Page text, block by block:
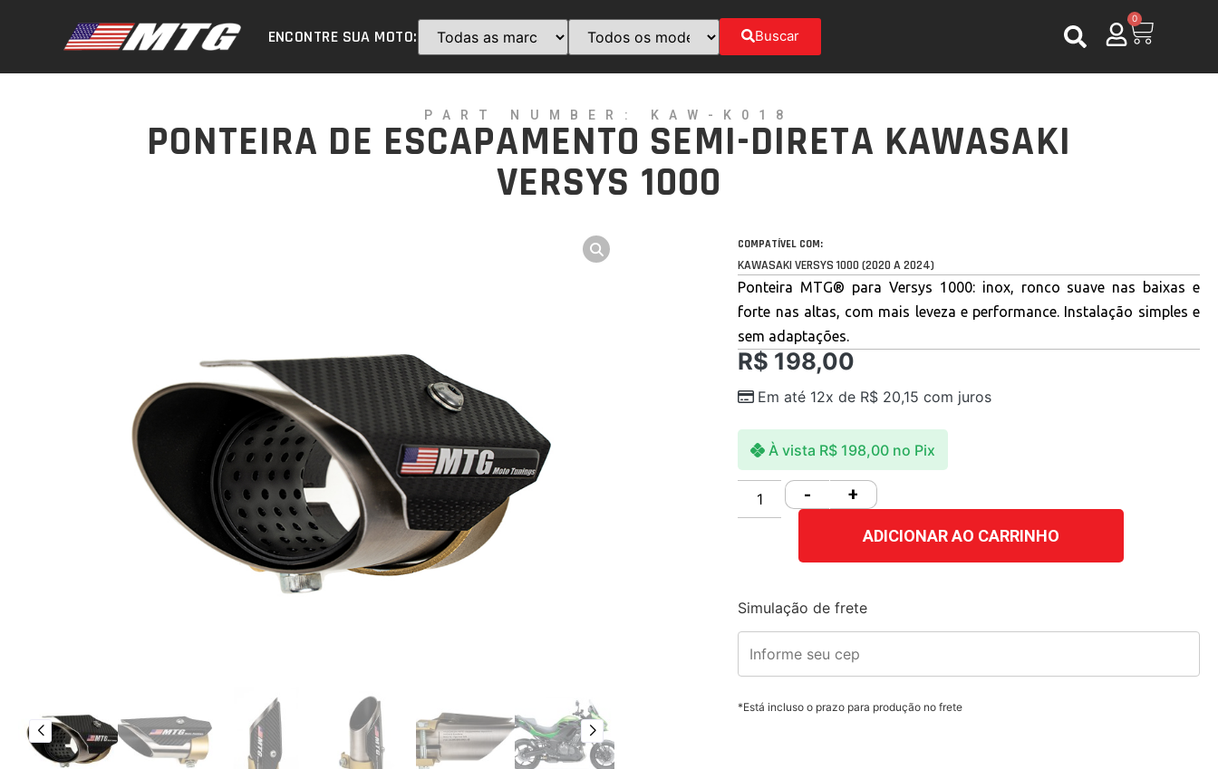
ENCONTRE SUA MOTO: Buscar
0
PART NUMBER: KAW-K018
PONTEIRA DE ESCAPAMENTO SEMI-DIRETA KAWASAKI
VERSYS 1000
COMPATÍVEL COM:
KAWASAKI VERSYS 1000 (2020 A 2024)
Ponteira MTG® para Versys 1000: inox, ronco suave nas baixas e
forte nas altas, com mais leveza e performance. Instalação simples e
sem adaptações.
R$ 198,00
Em até 12x de R$ 20,15 com juros
À vista R$198,00 no Pix
- +
ADICIONAR AO CARRINHO
Simulação de frete
*Está incluso o prazo para produção no frete